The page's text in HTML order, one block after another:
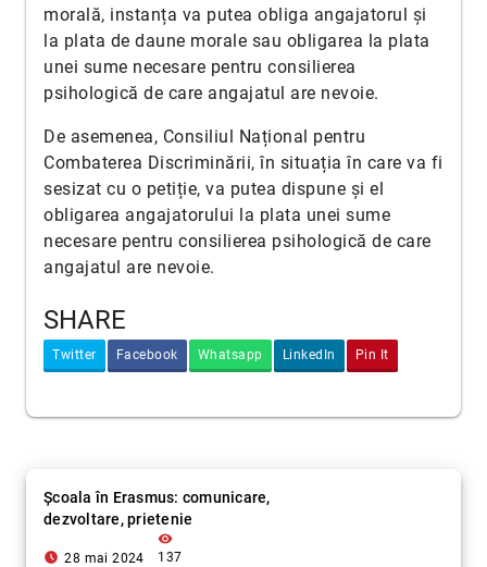
morală, instanța va putea obliga angajatorul și
la plata de daune morale sau obligarea la plata
unei sume necesare pentru consilierea
psihologică de care angajatul are nevoie.
De asemenea, Consiliul Național pentru
Combaterea Discriminării, în situația în care va fi
sesizat cu o petiție, va putea dispune și el
obligarea angajatorului la plata unei sume
necesare pentru consilierea psihologică de care
angajatul are nevoie.
SHARE
Twitter Facebook Whatsapp LinkedIn Pin It
Școala în Erasmus: comunicare,
dezvoltare, prietenie
access_time_filled 28 mai 2024
visibility
137